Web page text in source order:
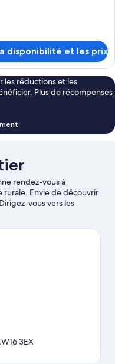
disponibilité et les prix
les réductions et les
Plus de récompenses
rendez-vous à
rurale. Envie de découvrir
vous vers les
Site préhistorique Maes
naturelle RSPB Marwick
3EX